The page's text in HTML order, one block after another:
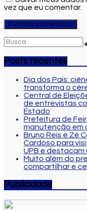
vez que eu comentar.
Posts recentes
Dia dos Pais:
transforma o
Central de
de entrevistas
Estado
Prefeitura de
manutenção em
Bruno Reis e Zé
Cardoso para
UPB e destacam
Muito além do
compartilhar e
Publicidade